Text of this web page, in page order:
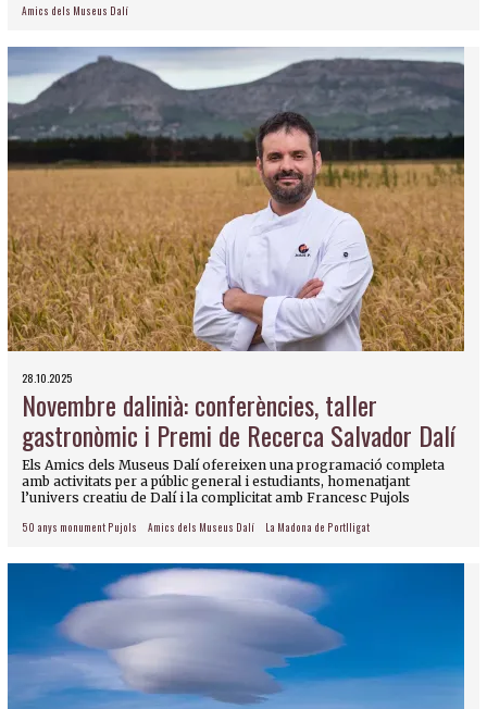
Amics dels Museus Dalí
28.10.2025
Novembre dalinià: conferències, taller
gastronòmic i Premi de Recerca Salvador Dalí
Els Amics dels Museus Dalí ofereixen una programació completa
amb activitats per a públic general i estudiants, homenatjant
l’univers creatiu de Dalí i la complicitat amb Francesc Pujols
50 anys monument Pujols Amics dels Museus Dalí La Madona de Portlligat